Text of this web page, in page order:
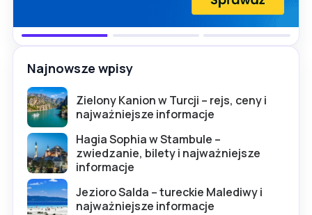
Najnowsze wpisy
Zielony Kanion w Turcji – rejs, ceny i
najważniejsze informacje
Hagia Sophia w Stambule –
zwiedzanie, bilety i najważniejsze
informacje
Jezioro Salda – tureckie Malediwy i
najważniejsze informacje